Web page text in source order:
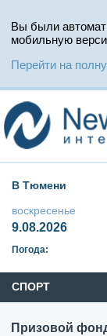
Вы были
мобильную
Перейти на
В Тюмени
воскресенье
9.08.2026
Погода:
СПОРТ
Призовой